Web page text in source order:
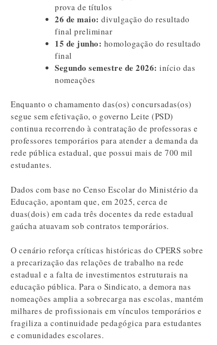
prova de títulos
26 de maio: divulgação do resultado
final preliminar
15 de junho: homologação do resultado
final
Segundo semestre de 2026: início das
nomeações
Enquanto o chamamento das(os) concursadas(os)
segue sem efetivação, o governo Leite (PSD)
continua recorrendo à contratação de professoras e
professores temporários para atender a demanda da
rede pública estadual, que possui mais de 700 mil
estudantes.
Dados com base no Censo Escolar do Ministério da
Educação, apontam que, em 2025, cerca de
duas(dois) em cada três docentes da rede estadual
gaúcha atuavam sob contratos temporários.
O cenário reforça críticas históricas do CPERS sobre
a precarização das relações de trabalho na rede
estadual e a falta de investimentos estruturais na
educação pública. Para o Sindicato, a demora nas
nomeações amplia a sobrecarga nas escolas, mantém
milhares de profissionais em vínculos temporários e
fragiliza a continuidade pedagógica para estudantes
e comunidades escolares.